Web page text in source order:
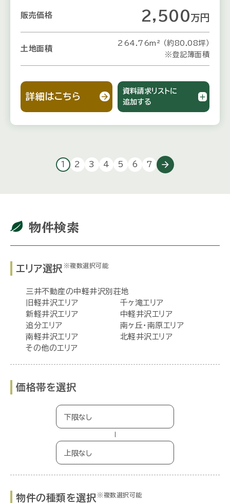
販売価格 2,500万 円
土地面積
264.76m² （約80.08坪）
※登記簿面積
詳細はこちら
資料請求リストに
追加する
1 2 3 4 5 6 7 arrow_forward
物件検索
エリア選択 ※複数選択可能
三井不動産の中軽井沢別荘地
旧軽井沢エリア
千ヶ滝エリア
新軽井沢エリア
中軽井沢エリア
追分エリア
南ヶ丘・南原エリア
南軽井沢エリア
北軽井沢エリア
その他のエリア
価格帯を選択
−
物件の種類を選択 ※複数選択可能